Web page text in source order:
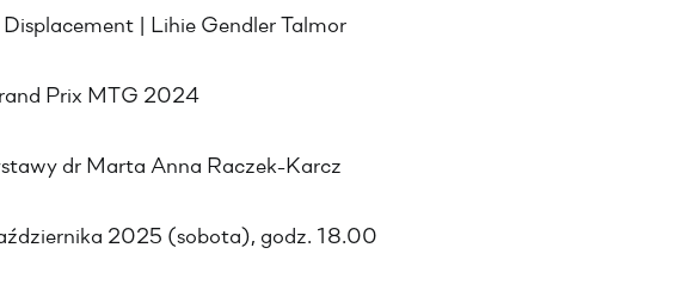
| Lihie Gendler Talmor
Prix MTG 2024
dr Marta Anna Raczek-Karcz
2025 (sobota), godz. 18.00